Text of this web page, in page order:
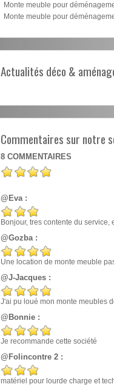
Monte meuble pour
Monte meuble pour
Actualités déco &
Commentaires sur notre
8 COMMENTAIRES
@Eva :
Bonjour, tres contente du service,
@Gozba :
Une location de monte meuble
@J-Jacques :
J'ai pu loué mon monte meubles
@Bonnie :
Je recommande cette société
@Folincontre 2 :
matériel pour lourde charge et